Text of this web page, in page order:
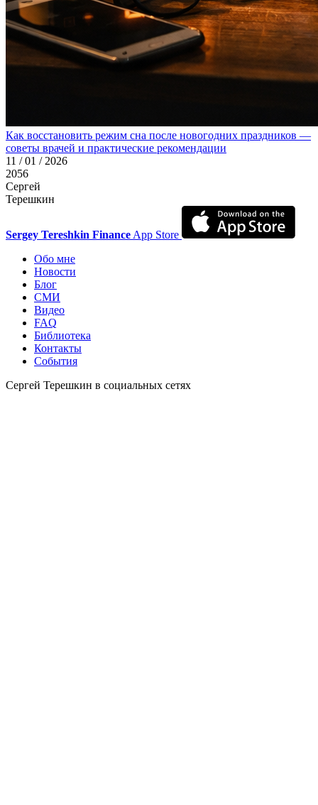
Как восстановить режим сна после новогодних праздников —
советы врачей и практические рекомендации
11 / 01 / 2026
2056
Сергей
Терешкин
Sergey Tereshkin Finance App Store
Обо мне
Новости
Блог
СМИ
Видео
FAQ
Библиотека
Контакты
События
Сергей Терешкин в социальных сетях